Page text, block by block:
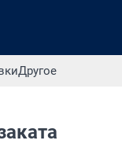
Другое